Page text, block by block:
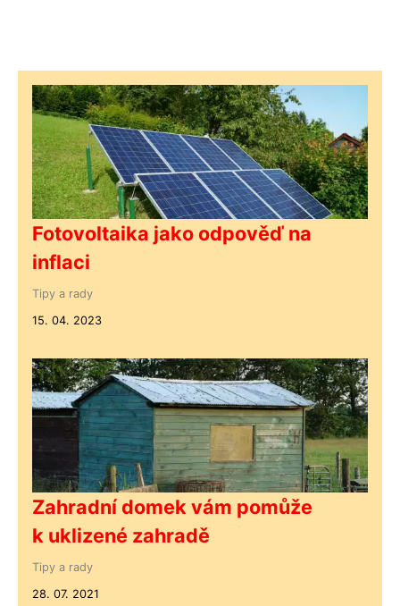
Fotovoltaika jako odpověď na
inflaci
Tipy a rady
15. 04. 2023
Zahradní domek vám pomůže
k uklizené zahradě
Tipy a rady
28. 07. 2021